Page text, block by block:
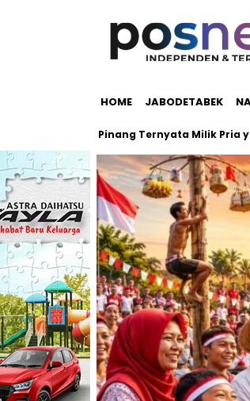
HOME JABODETABEK
Pondok Pinang Ternyata Milik Pria yang